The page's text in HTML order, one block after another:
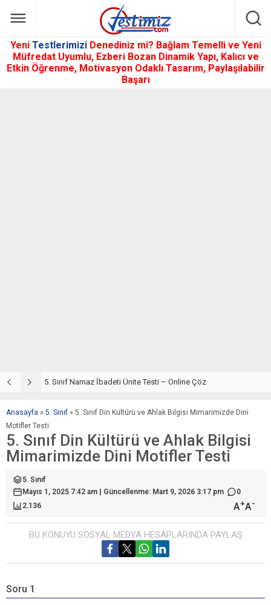
Yeni Testlerimizi Denediniz mi? Bağlam Temelli ve Yeni
Müfredat Uyumlu, Ezberi Bozan Dinamik Yapı, Kalıcı ve
Etkin Öğrenme, Motivasyon Odaklı Tasarım, Paylaşılabilir
Başarı
5. Sınıf Namaz İbadeti Ünite Testi – Online Çöz
Anasayfa » 5. Sınıf » 5. Sınıf Din Kültürü ve Ahlak Bilgisi Mimarimizde Dini
Motifler Testi
5. Sınıf Din Kültürü ve Ahlak Bilgisi
Mimarimizde Dini Motifler Testi
5. Sınıf
Mayıs 1, 2025 7:42 am | Güncellenme: Mart 9, 2026 3:17 pm
0
2.136
A+A-
BU KONUYU SOSYAL MEDYA HESAPLARINDA PAYLAŞ
Soru 1